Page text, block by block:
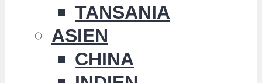
TANSANIA
ASIEN
CHINA